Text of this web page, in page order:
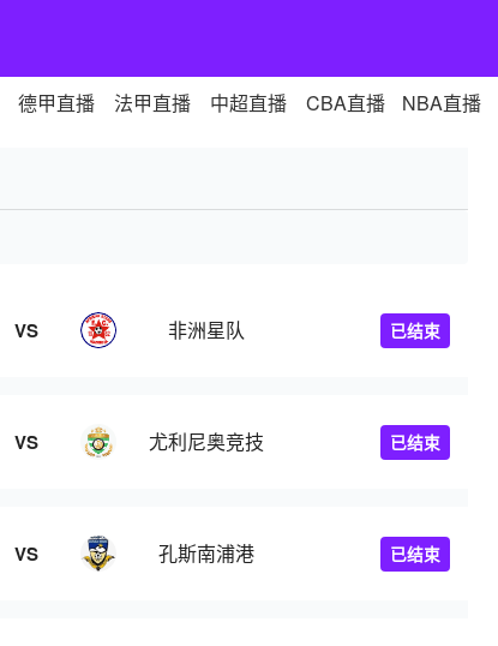
德甲直播 法甲直播 中超直播 CBA直播 NBA直播
VS 非洲星队 已结束
VS 尤利尼奥竞技 已结束
VS 孔斯南浦港 已结束